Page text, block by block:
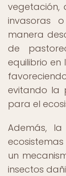
vegetación,
invasoras
manera
de
equilibrio
evitando la
para el
Además,
un
insectos